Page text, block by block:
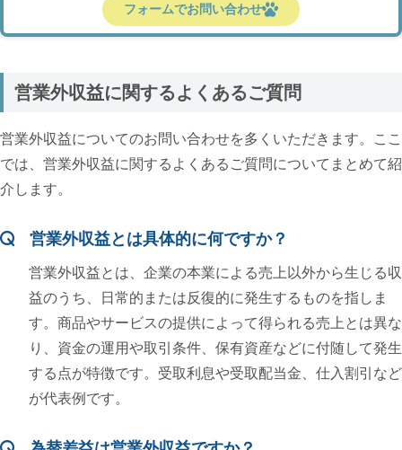
フォームでお問い合わせ
営業外収益に関するよくあるご質問
営業外収益についてのお問い合わせを多くいただきます。ここ
では、営業外収益に関するよくあるご質問についてまとめて紹
介します。
営業外収益とは具体的に何ですか？
営業外収益とは、企業の本業による売上以外から生じる収
益のうち、日常的または反復的に発生するものを指しま
す。商品やサービスの提供によって得られる売上とは異な
り、資金の運用や取引条件、保有資産などに付随して発生
する点が特徴です。受取利息や受取配当金、仕入割引など
が代表例です。